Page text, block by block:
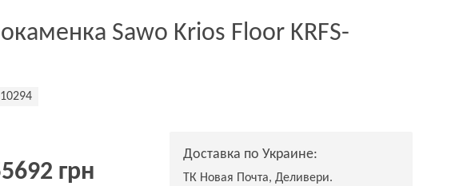
Sawo Krios Floor KRFS-
10294
грн
Доставка по Украине:
ТК Новая Почта, Деливери.